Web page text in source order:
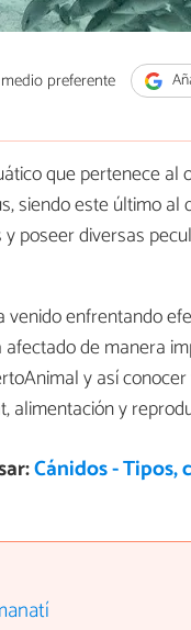
preferente
que pertenece
siendo este último
poseer diversas
venido enfrentando
afectado de manera
y así
alimentación y
Cánidos -